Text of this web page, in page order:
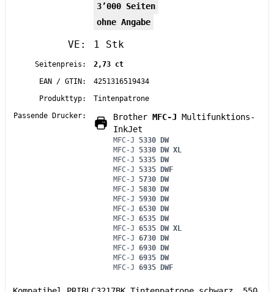
3’000 Seiten
ohne Angabe
VE: 1 Stk
Seitenpreis:
2,73 ct
EAN / GTIN:
4251316519434
Produkttyp:
Tintenpatrone
Passende Drucker:
Brother MFC-J Multifunktions-
InkJet
MFC-J 5330 DW
MFC-J 5330 DW XL
MFC-J 5335 DW
MFC-J 5335 DWF
MFC-J 5730 DW
MFC-J 5830 DW
MFC-J 5930 DW
MFC-J 6530 DW
MFC-J 6535 DW
MFC-J 6535 DW XL
MFC-J 6730 DW
MFC-J 6930 DW
MFC-J 6935 DW
MFC-J 6935 DWF